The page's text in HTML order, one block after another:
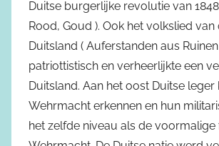
Duitse burgerlijke revolutie van
Rood, Goud ). Ook het volkslied van
Duitsland ( Auferstanden aus
patriottistisch en verheerlijkte een
Duitsland. Aan het oost Duitse leger
Wehrmacht erkennen en hun
het zelfde niveau als de voormalige